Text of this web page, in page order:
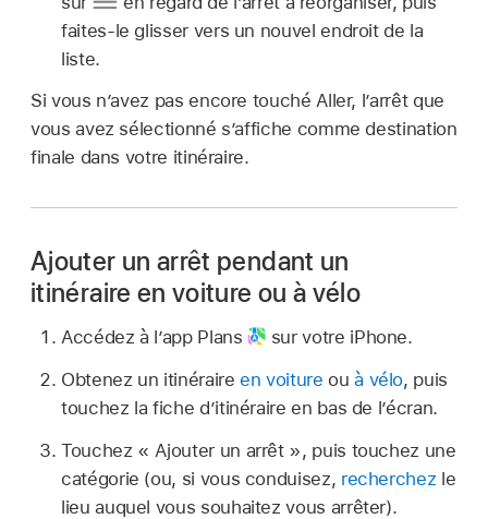
faites-le glisser vers un nouvel endroit de la
liste.
Si vous n’avez pas encore touché Aller, l’arrêt que
vous avez sélectionné s’affiche comme destination
finale dans votre itinéraire.
Ajouter un arrêt pendant un
itinéraire en voiture ou à vélo
Accédez à l’app Plans
sur votre iPhone.
Obtenez un itinéraireen voiture ouà vélo, puis
touchez la fiche d’itinéraire en bas de l’écran.
Touchez « Ajouter un arrêt », puis touchez une
catégorie (ou, si vous conduisez, recherchez le
lieu auquel vous souhaitez vous arrêter).